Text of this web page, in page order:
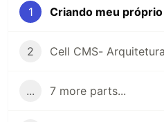
1
2 Cell CMS-
... 7 more parts...